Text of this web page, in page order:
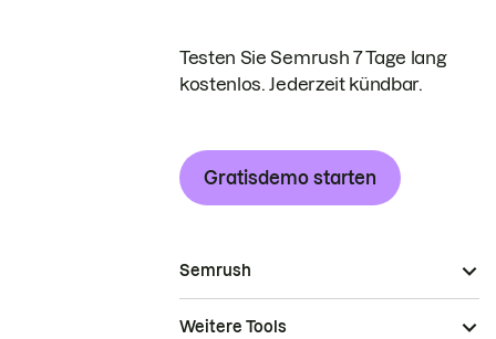
Testen Sie Semrush 7 Tage lang
kostenlos. Jederzeit kündbar.
Gratisdemo starten
Semrush
Weitere Tools